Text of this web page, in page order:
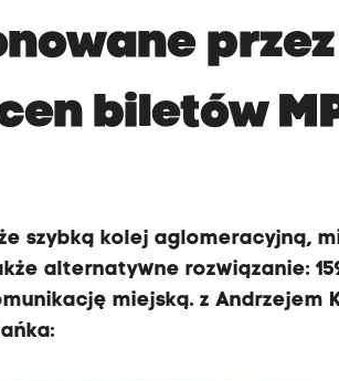
przez
biletów
szybką kolej aglomeracyjną,
alternatywne rozwiązanie:
miejską. z Andrzejem